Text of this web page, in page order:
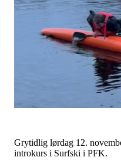
Grytidlig lørdag 12.
introkurs i Surfski i PFK.